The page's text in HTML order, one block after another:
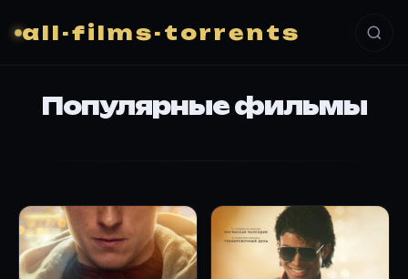
all-films-torrents
Популярные фильмы